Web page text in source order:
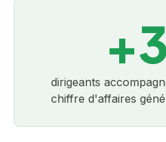
dirigeants
chiffre d'affaires